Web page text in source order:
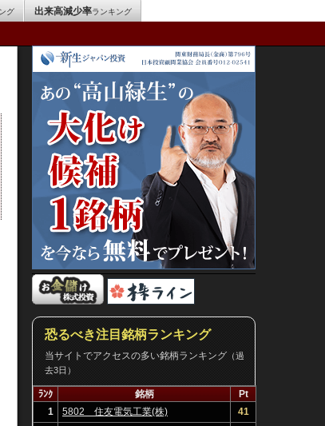
グ 出来高減少率ランキング
恐るべき注目銘柄ランキング
当サイトでアクセスの多い銘柄ランキング（過
去3日）
ﾗﾝｸ 銘柄
Pt
1
5802 住友電気工業(株)
41